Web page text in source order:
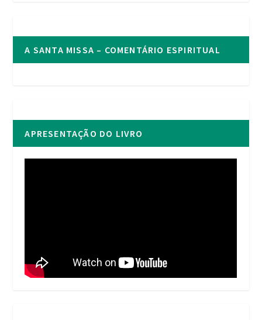
A SANTA MISSA – COMENTÁRIO ESPIRITUAL
APRESENTAÇÃO DO LIVRO